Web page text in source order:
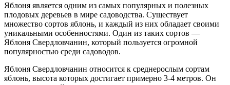
Яблоня является одним из самых популярных и полезных
плодовых деревьев в мире садоводства. Существует
множество сортов яблонь, и каждый из них обладает своими
уникальными особенностями. Один из таких сортов —
Яблоня Свердловчанин, который пользуется огромной
популярностью среди садоводов.
Яблоня Свердловчанин относится к среднерослым сортам
яблонь, высота которых достигает примерно 3-4 метров. Он